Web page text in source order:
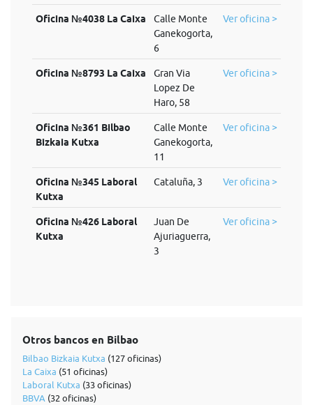
Oficina №4038 La Caixa
Calle Monte
Ganekogorta,
6
Ver oficina >
Oficina №8793 La Caixa
Gran Via
Lopez De
Haro, 58
Ver oficina >
Oficina №361 Bilbao
Bizkaia Kutxa
Calle Monte
Ganekogorta,
11
Ver oficina >
Oficina №345 Laboral
Kutxa
Cataluña, 3 Ver oficina >
Oficina №426 Laboral
Kutxa
Juan De
Ajuriaguerra,
3
Ver oficina >
Otros bancos en Bilbao
Bilbao Bizkaia Kutxa (127 oficinas)
La Caixa (51 oficinas)
Laboral Kutxa (33 oficinas)
BBVA (32 oficinas)